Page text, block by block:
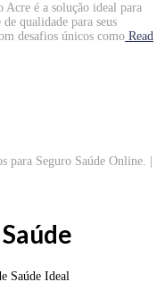
Acre é a solução ideal para
de qualidade para seus
desafios únicos como Read
para Seguro Saúde Online. |
Saúde Ideal